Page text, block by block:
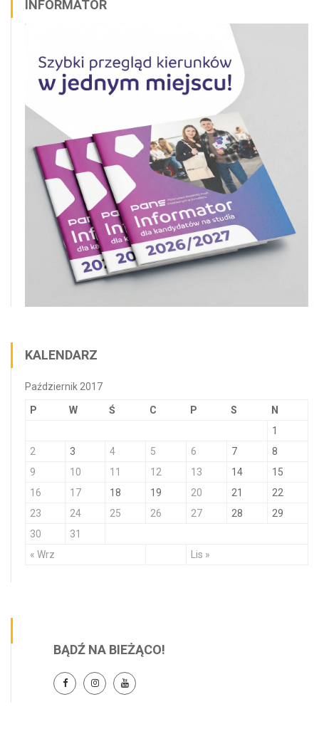
INFORMATOR
KALENDARZ
Październik 2017
P W Ś C P S N
« Wrz Lis »
1
2
3 4 5 6 7
8
9
10 11 12 13 14
15
16
17 18 19 20 21
22
23
24 25 26 27 28
29
30
31
BĄDŹ NA BIEŻĄCO!